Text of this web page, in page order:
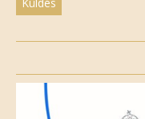
field
empty.